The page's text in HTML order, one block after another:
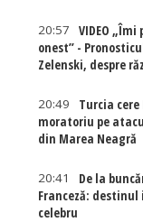
20:57
VIDEO
onest” -
Zelenski, despre
20:49
Turcia
moratoriu pe
din Marea Neagră
20:41
De la
Franceză:
celebru